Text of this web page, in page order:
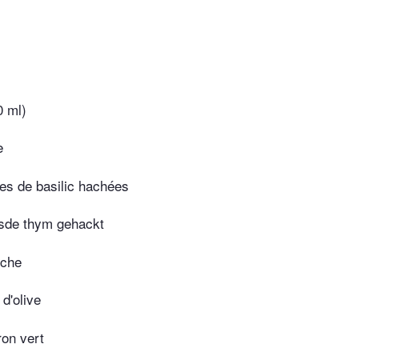
ml)
de basilic hachées
thym gehackt
vert